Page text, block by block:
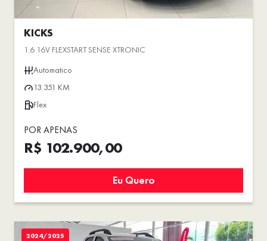
KICKS
1.6 16V FLEXSTART SENSE XTRONIC
Automatico
13.351 KM
Flex
POR APENAS
R$ 102.900,00
Eu Quero
2024/2025